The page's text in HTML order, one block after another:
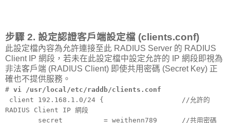
步驟 2. 設定認證客戶端設定檔 (clients.conf)
此設定檔內容為允許連接至此 RADIUS Server 的 RADIUS
Client IP 網段，若未在此設定檔中設定允許的 IP 網段即視為
非法客戶端 (RADIUS Client) 即使共用密碼 (Secret Key) 正
確也不提供服務。
# vi /usr/local/etc/raddb/clients.conf
client 192.168.1.0/24 { //允許的
RADIUS Client IP 網段
secret = weithenn789 //共用密碼